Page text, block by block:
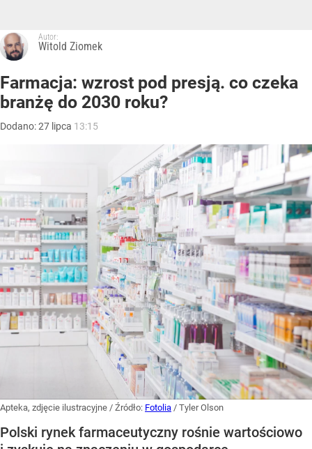
Autor:
Witold Ziomek
Farmacja: wzrost pod presją. co czeka
branżę do 2030 roku?
Dodano:27 lipca 13:15
Apteka, zdjęcie ilustracyjne / Źródło: Fotolia / Tyler Olson
Polski rynek farmaceutyczny rośnie wartościowo